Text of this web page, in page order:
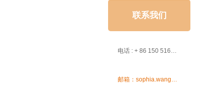
联系我们
电话 : + 86 150 5162 5639
 邮箱：sophia.wang@ksrcd.com